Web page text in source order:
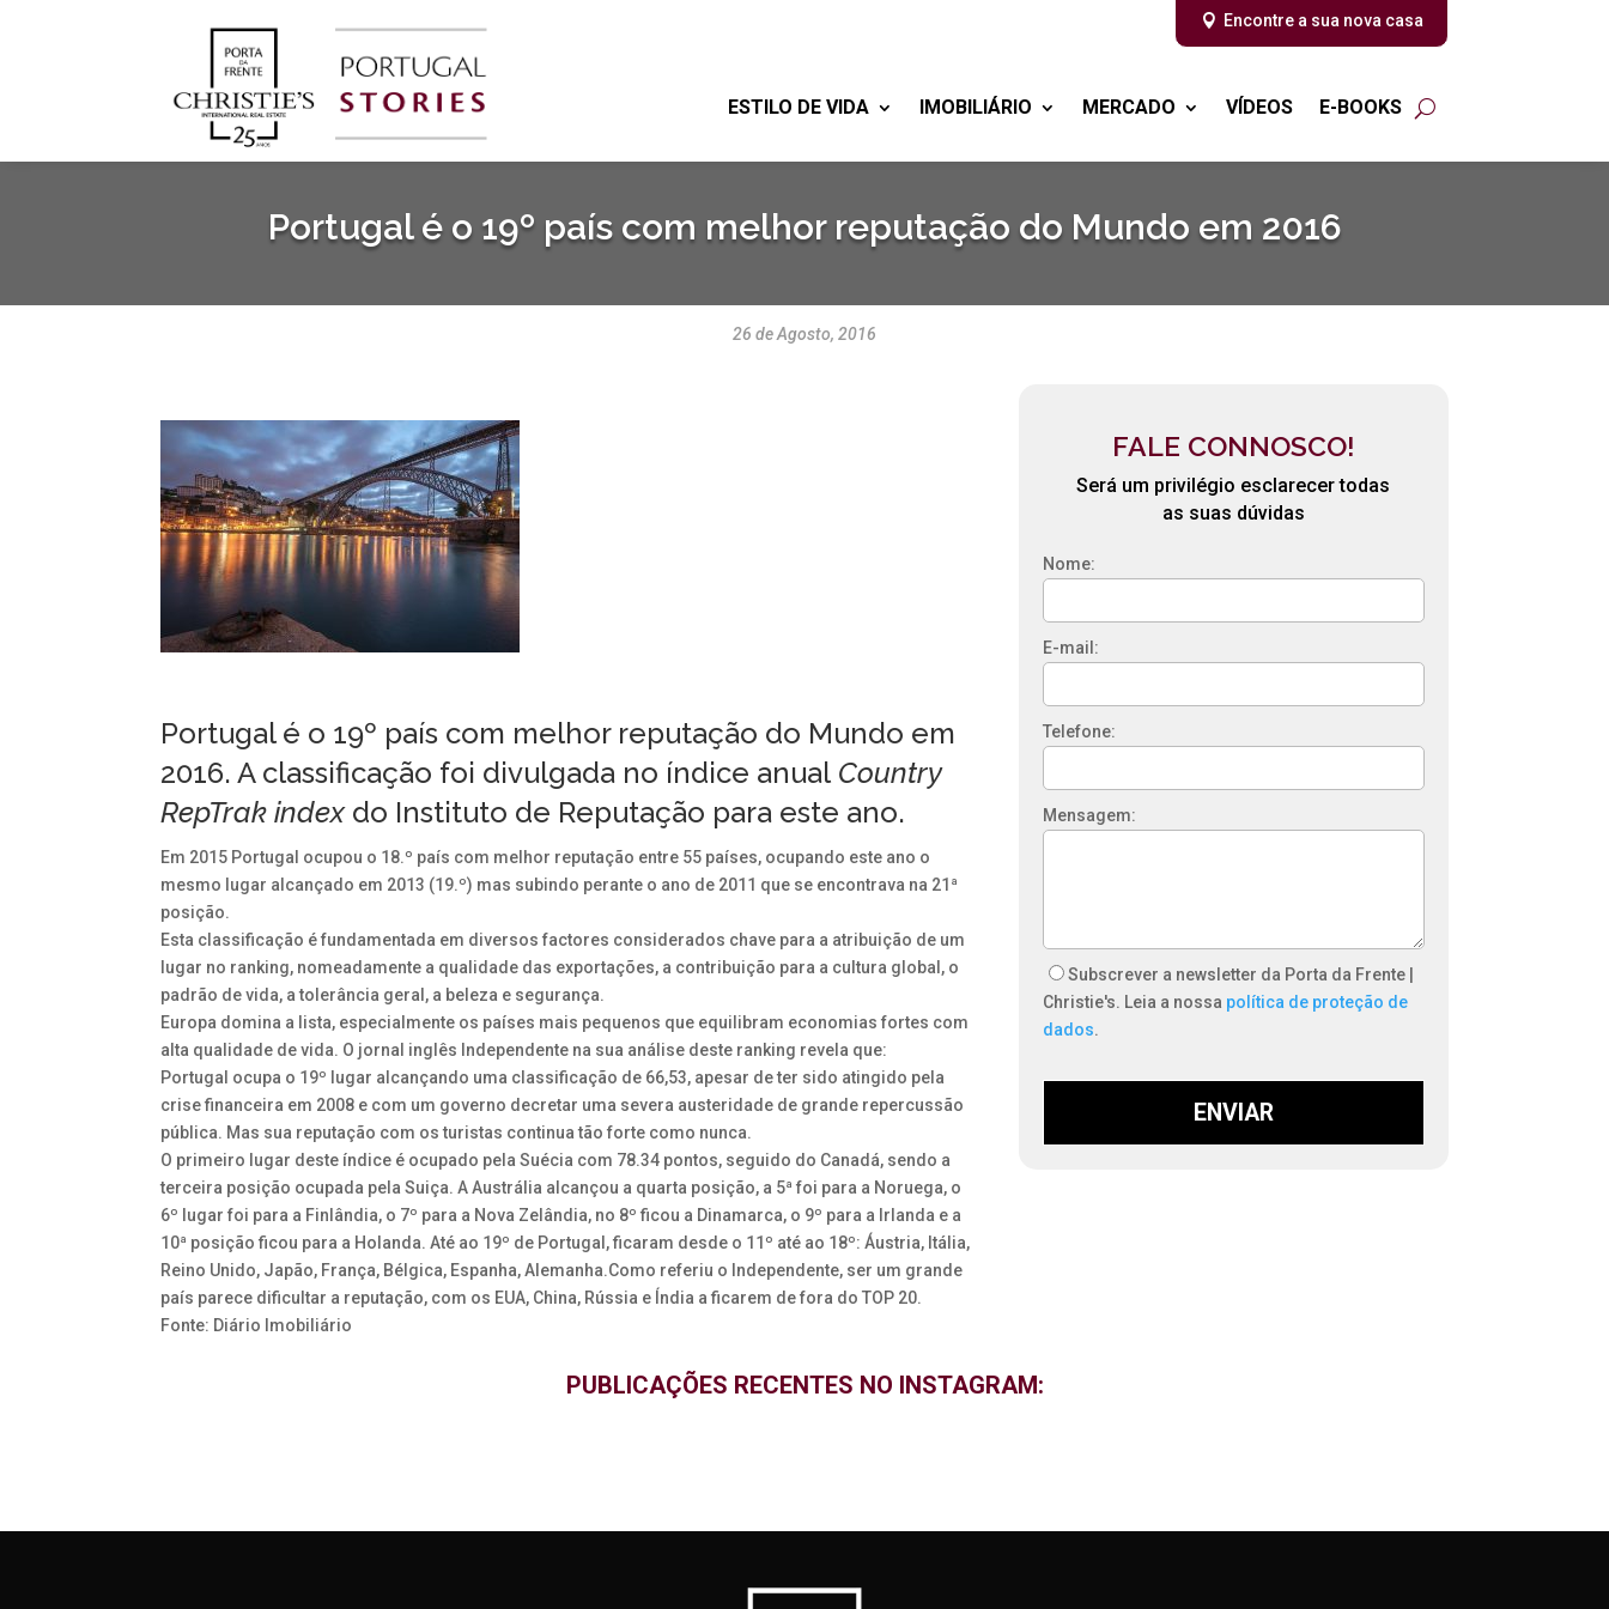
Encontre a sua nova casa
ESTILO DE VIDA IMOBILIÁRIO MERCADO VÍDEOS E-BOOKS
Portugal é o 19º país com melhor reputação do Mundo em 2016
26 de Agosto, 2016
Portugal é o 19º país com melhor reputação do Mundo em
2016. A classificação foi divulgada no índice anual Country
RepTrak index do Instituto de Reputação para este ano.
Em 2015 Portugal ocupou o 18.º país com melhor reputação entre 55 países, ocupando este ano o
mesmo lugar alcançado em 2013 (19.º) mas subindo perante o ano de 2011 que se encontrava na 21ª
posição.
Esta classificação é fundamentada em diversos factores considerados chave para a atribuição de um
lugar no ranking, nomeadamente a qualidade das exportações, a contribuição para a cultura global, o
padrão de vida, a tolerância geral, a beleza e segurança.
Europa domina a lista, especialmente os países mais pequenos que equilibram economias fortes com
alta qualidade de vida. O jornal inglês Independente na sua análise deste ranking revela que:
Portugal ocupa o 19º lugar alcançando uma classificação de 66,53, apesar de ter sido atingido pela
crise financeira em 2008 e com um governo decretar uma severa austeridade de grande repercussão
pública. Mas sua reputação com os turistas continua tão forte como nunca.
O primeiro lugar deste índice é ocupado pela Suécia com 78.34 pontos, seguido do Canadá, sendo a
terceira posição ocupada pela Suiça. A Austrália alcançou a quarta posição, a 5ª foi para a Noruega, o
6º lugar foi para a Finlândia, o 7º para a Nova Zelândia, no 8º ficou a Dinamarca, o 9º para a Irlanda e a
10ª posição ficou para a Holanda. Até ao 19º de Portugal, ficaram desde o 11º até ao 18º: Áustria, Itália,
Reino Unido, Japão, França, Bélgica, Espanha, Alemanha.Como referiu o Independente, ser um grande
país parece dificultar a reputação, com os EUA, China, Rússia e Índia a ficarem de fora do TOP 20.
Fonte: Diário Imobiliário
FALE CONNOSCO!
Será um privilégio esclarecer todas
as suas dúvidas
Nome:
E-mail:
Telefone:
Mensagem:
Subscrever a newsletter da Porta da Frente |
Christie's. Leia a nossa política de proteção de
dados.
ENVIAR
PUBLICAÇÕES RECENTES NO INSTAGRAM: